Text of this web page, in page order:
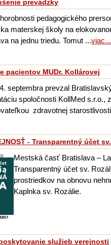
prevádzky
pedagogického
materskej školy na
na jednu triedu. Tomut ...
pacientov MUDr. Kollárovej
septembra prevzal
spoločnosti KollMed s.r.o.,
zdravotnej
- Transparentný účet
Mestská časť Bratislava –
Transparentný účet sv.
prostriedkov na obnovu
Kaplnka sv. Rozálie.
poskytovanie služieb verejnosti